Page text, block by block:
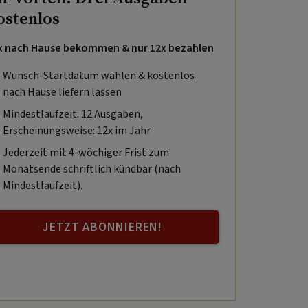
nach Hause bekommen & nur 12x bezahlen
Wunsch-Startdatum wählen & kostenlos
nach Hause liefern lassen
Mindestlaufzeit: 12 Ausgaben,
Erscheinungsweise: 12x im Jahr
Jederzeit mit 4-wöchiger Frist zum
Monatsende schriftlich kündbar (nach
Mindestlaufzeit).
JETZT ABONNIEREN!